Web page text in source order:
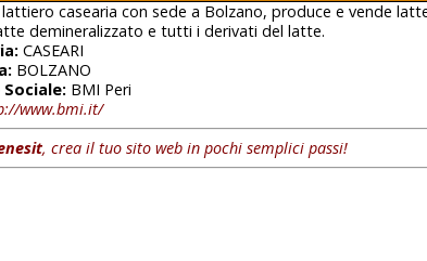
casearia con sede a Bolzano, produce e vende
demineralizzato e tutti i derivati del latte.
CASEARI
BOLZANO
Sociale: BMI Peri
www.bmi.it/
, crea il tuo sito web in pochi semplici passi!